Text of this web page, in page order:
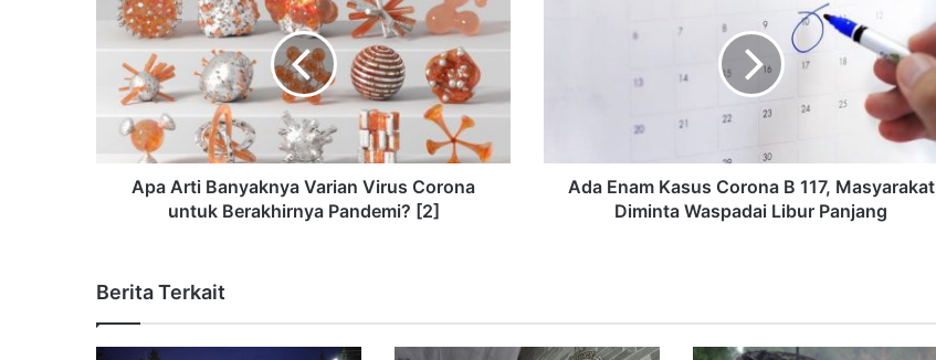
Apa Arti Banyaknya Varian Virus Corona
untuk Berakhirnya Pandemi? [2]
Ada Enam Kasus Corona B 117, Masyarakat
Diminta Waspadai Libur Panjang
Berita Terkait